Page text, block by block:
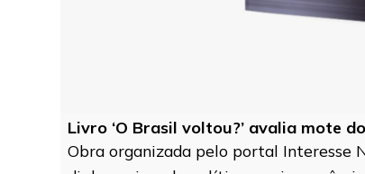
Livro ‘O Brasil voltou?’ avalia mote
Obra organizada pelo portal Interesse